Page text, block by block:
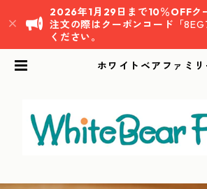
2026年1月29日まで10％OFFク
注文の際はクーポンコード「
ください。
ホワイトベアファミリ